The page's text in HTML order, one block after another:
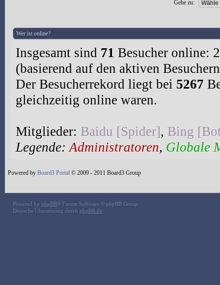
Gehe zu:
Wer ist online?
Insgesamt sind 71 Besucher online:
(basierend auf den aktiven
Der Besucherrekord liegt bei 5267
gleichzeitig online waren.
Mitglieder: Baidu [Spider], Bing
Legende:Administratoren, Globale
Powered by Board3 Portal © 2009 - 2011 Board3 Group
Powered by phpBB® Forum Software © phpBB Group
Deutsche Übersetzung durch phpBB.de